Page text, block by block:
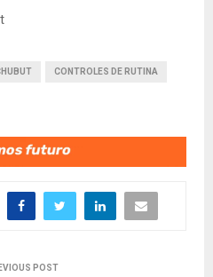
CONTROLES DE RUTINA
POST